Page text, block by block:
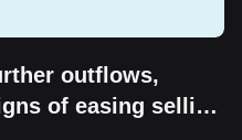
outflows,
of easing selling